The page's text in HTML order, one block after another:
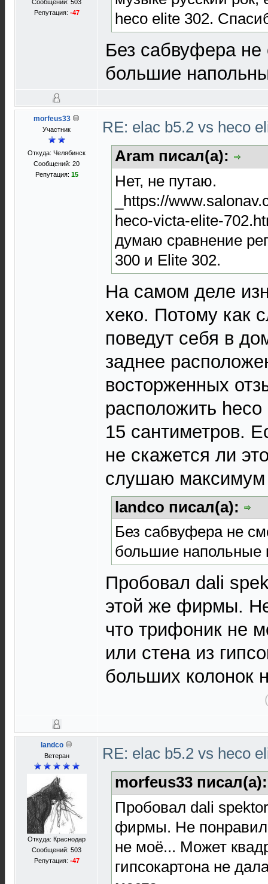
Сообщений: 503
Репутация: -47
heco elite 302.
Без сабвуфера не
большие
morfeus33
Участник
Откуда: Челябинск
Сообщений: 20
Репутация: 15
RE: elac b5.2 vs heco
Aram писал(а):
Нет, не путаю.
_https://
heco-victa-elite-
думаю сравнение
300 и Elite 302.
На самом деле
хеко. Потому как
поведут себя в
заднее
восторженных
расположить
15 сантиметров.
не скажется ли
слушаю максимум
landco писал(а):
Без сабвуфера не
большие напольные
Пробовал dali
этой же фирмы.
что трифоник не
или стена из
больших колонок
landco
Ветеран
Откуда: Краснодар
Сообщений: 503
Репутация: -47
RE: elac b5.2 vs heco
morfeus33
Пробовал dali
фирмы. Не
не моë... Может
гипсокартона не